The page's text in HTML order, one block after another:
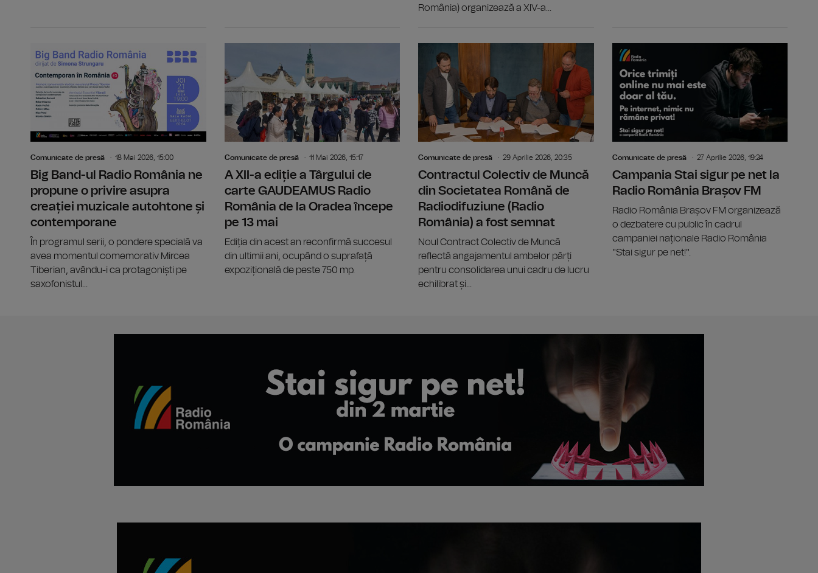
România) organizează a XIV-a...
Comunicate de presă 18 Mai 2026, 15:00
Big Band-ul Radio România ne
propune o privire asupra
creației muzicale autohtone și
contemporane
În programul serii, o pondere specială va
avea momentul comemorativ Mircea
Tiberian, avându-i ca protagoniști pe
saxofonistul...
Comunicate de presă 11 Mai 2026, 15:17
A XII-a ediție a Târgului de
carte GAUDEAMUS Radio
România de la Oradea începe
pe 13 mai
Ediția din acest an reconfirmă succesul
din ultimii ani, ocupând o suprafață
expozițională de peste 750 mp.
Comunicate de presă 29 Aprilie 2026, 20:35
Contractul Colectiv de Muncă
din Societatea Română de
Radiodifuziune (Radio
România) a fost semnat
Noul Contract Colectiv de Muncă
reflectă angajamentul ambelor părți
pentru consolidarea unui cadru de lucru
echilibrat și...
Comunicate de presă 27 Aprilie 2026, 19:24
Campania Stai sigur pe net la
Radio România Brașov FM
Radio România Brașov FM organizează
o dezbatere cu public în cadrul
campaniei naționale Radio România
"Stai sigur pe net!".